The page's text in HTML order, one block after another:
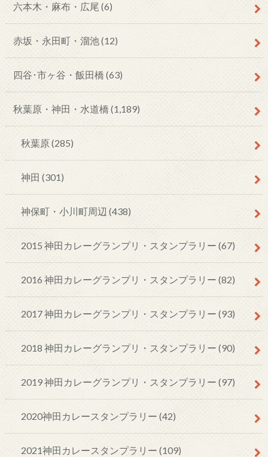
六本木・麻布・広尾 (6)
赤坂・永田町・溜池(12)
四谷･市ヶ谷・飯田橋 (63)
秋葉原・神田・水道橋 (1,189)
秋葉原 (285)
神田 (301)
神保町・小川町周辺 (438)
2015 神田カレーグランプリ・スタンプラリー (67)
2016 神田カレーグランプリ・スタンプラリー (82)
2017 神田カレーグランプリ・スタンプラリー (93)
2018 神田カレーグランプリ・スタンプラリー (90)
2019 神田カレーグランプリ・スタンプラリー (97)
2020神田カレースタンプラリー (42)
2021神田カレースタンプラリー (109)